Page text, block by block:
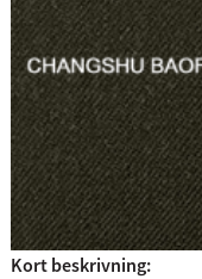
Kort beskrivning: